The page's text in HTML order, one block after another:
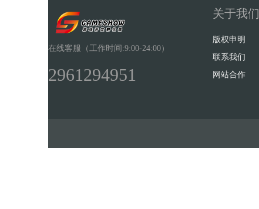
在线客服（工作时间:9:00-24:00）
2961294951
关于我们
版权申明
联系我们
网站合作